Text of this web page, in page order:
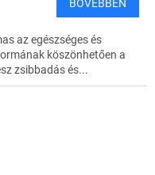
BŐVEBBEN
az egészséges és
köszönhetően a
zsibbadás és...